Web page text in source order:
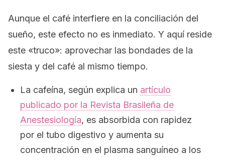
Aunque el café interfiere en la conciliación del
sueño, este efecto no es inmediato. Y aquí reside
este «truco»: aprovechar las bondades de la
siesta y del café al mismo tiempo.
La cafeína, según explica un artículo
publicado por la Revista Brasileña de
Anestesiología, es absorbida con rapidez
por el tubo digestivo y aumenta su
concentración en el plasma sanguíneo a los